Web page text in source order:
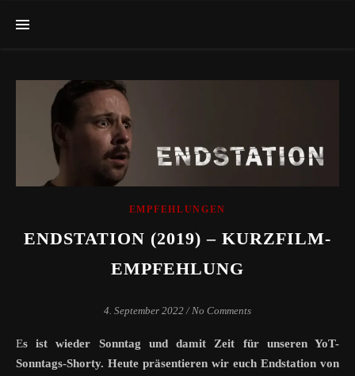
EMPFEHLUNGEN
ENDSTATION (2019) – KURZFILM-
EMPFEHLUNG
4. September 2022 / No Comments
Es ist wieder Sonntag und damit Zeit für unseren YoT-
Sonntags-Shorty. Heute präsentieren wir euch Endstation von